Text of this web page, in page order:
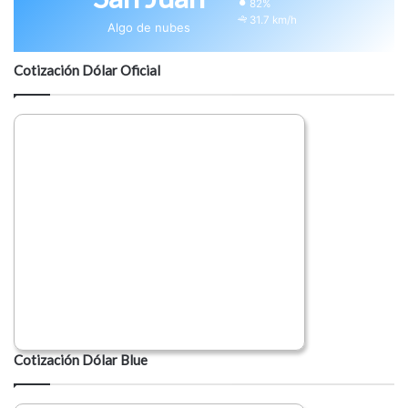
Algo de nubes
82%
31.7 km/h
Cotización Dólar Oficial
Cotización Dólar Blue